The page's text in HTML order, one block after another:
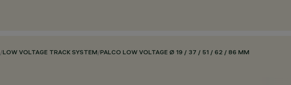
/LOW VOLTAGE TRACK SYSTEM/PALCO LOW VOLTAGE Ø 19 / 37 / 51 / 62 / 86 MM